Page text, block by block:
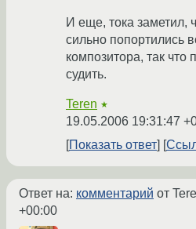
И еще, тока заметил,
сильно попортились
композитора, так что
судить.
Teren ★
19.05.2006 19:31:47
Показать ответ
Ответ на: комментарий от
+00:00